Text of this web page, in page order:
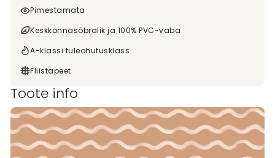
Pimestamata
Keskkonnasõbralik ja 100% PVC-vaba
A-klassi tuleohutusklass
Fliistapeet
Toote info